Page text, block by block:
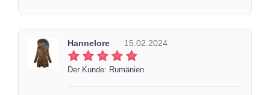
Hannelore 15.02.2024
Der Kunde: Rumänien